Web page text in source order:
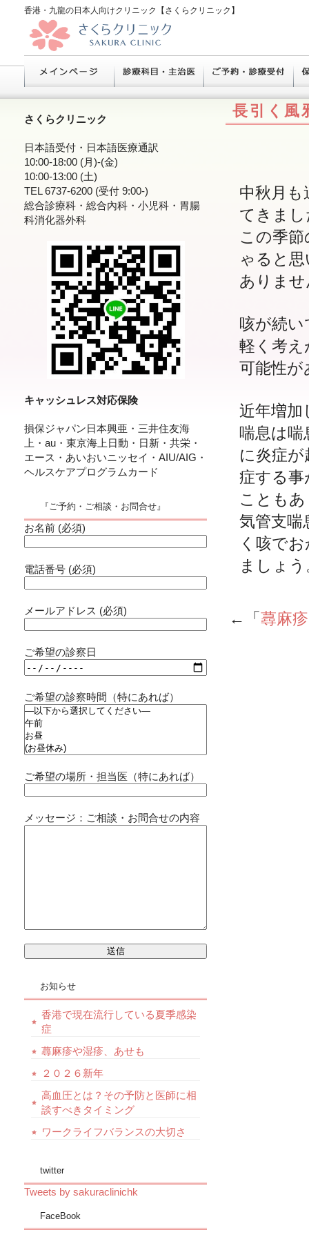
香港・九龍の日本人向けクリニック【さくらクリニック】
長引く風
中秋月
てきま
この季
ゃると
ありま
咳が続
軽く考え
可能性が
近年増加
喘息は喘
に炎症
症する
ことも
気管支喘
く咳で
ましょう
←「蕁麻
さくらクリニック
日本語受付・日本語医療通訳
10:00-18:00 (月)-(金)
10:00-13:00 (土)
TEL 6737-6200 (受付 9:00-)
総合診療科・総合內科・小児科・胃腸
科消化器外科
キャッシュレス対応保険
損保ジャパン日本興亜・三井住友海
上・au・東京海上日動・日新・共栄・
エース・あいおいニッセイ・AIU/AIG・
ヘルスケアプログラムカード
『ご予約・ご相談・お問合せ』
お名前 (必須)
電話番号 (必須)
メールアドレス (必須)
ご希望の診察日
ご希望の診察時間（特にあれば）
ご希望の場所・担当医（特にあれば）
メッセージ：ご相談・お問合せの内容
お知らせ
香港で現在流行している夏季感染
症
蕁麻疹や湿疹、あせも
２０２６新年
高血圧とは？その予防と医師に相
談すべきタイミング
ワークライフバランスの大切さ
twitter
Tweets by sakuraclinichk
FaceBook